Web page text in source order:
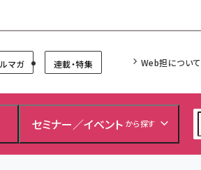
マガ 連載・特集 Web担について
セミナー／イベント から探す
付中！ ／